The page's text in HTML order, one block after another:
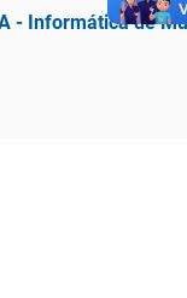
- Informática de